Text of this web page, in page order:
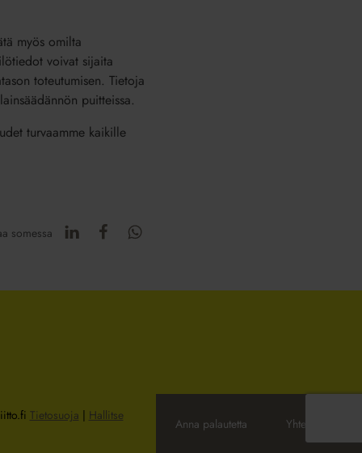
myös omilta
voivat sijaita
toteutumisen. Tietoja
puitteissa.
turvaamme kaikille
somessa
Tietosuoja | Hallitse
Anna palautetta Yhteystiedot